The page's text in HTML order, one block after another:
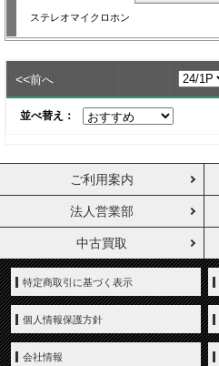
ステレオマイクロホン
<<前へ
並べ替え：
ご利用案内
法人営業部
中古買取
特定商取引に基づく表示
個人情報保護方針
会社情報